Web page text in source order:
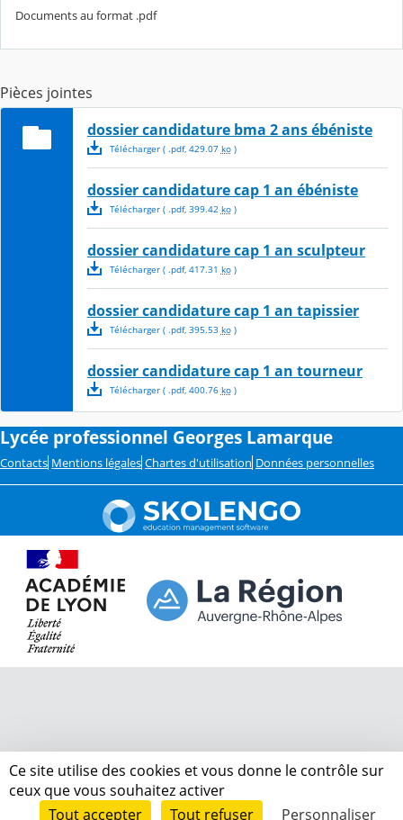
Documents au format .pdf
Pièces jointes
dossier candidature bma 2 ans ébéniste
Télécharger( .pdf, 429.07 ko)
dossier candidature cap 1 an ébéniste
Télécharger( .pdf, 399.42 ko)
dossier candidature cap 1 an sculpteur
Télécharger( .pdf, 417.31 ko)
dossier candidature cap 1 an tapissier
Télécharger( .pdf, 395.53 ko)
dossier candidature cap 1 an tourneur
Télécharger( .pdf, 400.76 ko)
Lycée professionnel Georges Lamarque
Contacts Mentions légales Chartes d'utilisation Données personnelles
Ce site utilise des cookies et vous donne le contrôle sur
ceux que vous souhaitez activer
Tout accepter
Tout refuser Personnaliser